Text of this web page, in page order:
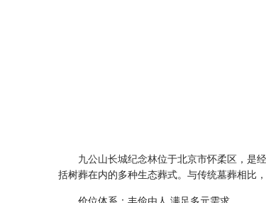
九公山长城纪念林位于北京市怀柔区，是
括树葬在内的多种生态葬式。与传统墓葬相比
价位体系：丰俭由人 满足多元需求